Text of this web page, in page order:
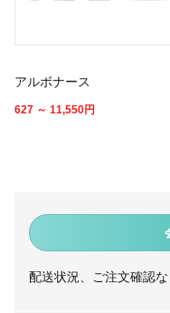
配送状況、ご注文確認
アルボナース
627 ～ 11,550円